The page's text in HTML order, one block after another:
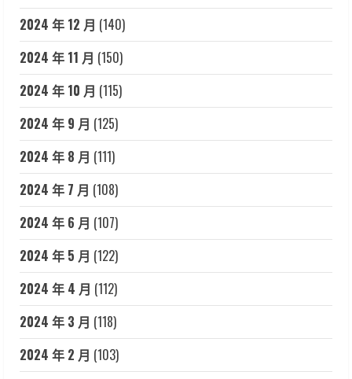
2024 年 12 月 (140)
2024 年 11 月 (150)
2024 年 10 月 (115)
2024 年 9 月 (125)
2024 年 8 月 (111)
2024 年 7 月 (108)
2024 年 6 月 (107)
2024 年 5 月 (122)
2024 年 4 月 (112)
2024 年 3 月 (118)
2024 年 2 月 (103)